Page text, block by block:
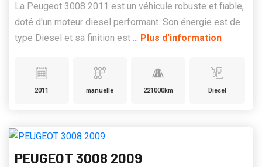
La Peugeot 3008 2011 est un véhicule robuste et fiable,
doté d'un moteur diesel performant. Son énergie est de
type Diesel et sa finition est ... Plus d'information
2011 manuelle 221000km Diesel
PEUGEOT 3008 2009